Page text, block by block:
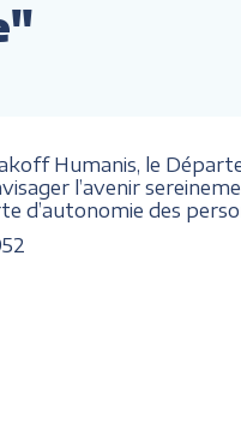
Humanis, le
l’avenir
d’autonomie des